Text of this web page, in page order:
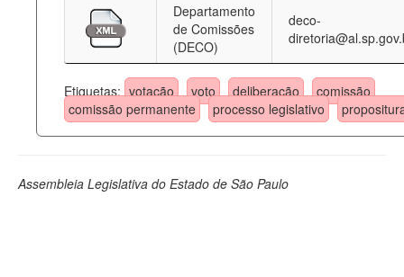
Departamento
de Comissões
(DECO)
deco-
Etiquetas: votação voto deliberação
comissão
comissão permanente
processo legislativo
Assembleia Legislativa do Estado de São Paulo